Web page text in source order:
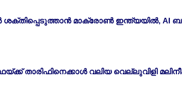
മാക്രോണ്‍ ഇന്ത്യയില്‍, AI
താരിഫിനെക്കാള്‍ വലിയ വെല്ലുവിളി